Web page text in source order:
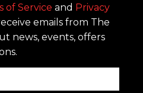
of Service and Privacy
emails from The
news, events, offers